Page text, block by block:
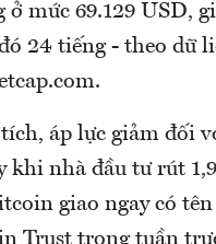
mức 69.129 USD,
24 tiếng - theo dữ
áp lực giảm đối
khi nhà đầu tư rút
giao ngay có tên